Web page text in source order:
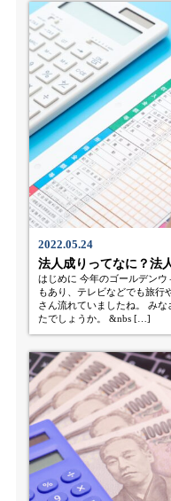
2022.05.24
法人成りってなに？法
はじめに 今年のゴールデン
もあり、テレビなどでも旅行
さん流れていましたね。 み
たでしょうか。 &nbs […]